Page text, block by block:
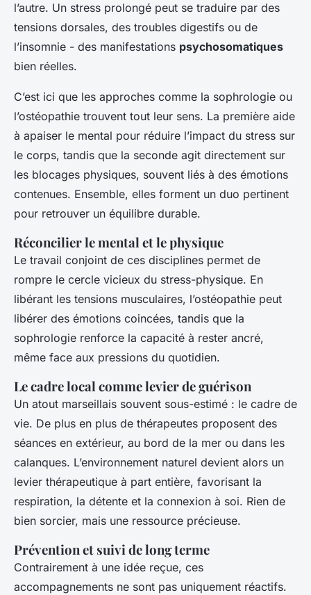
l’autre. Un stress prolongé peut se traduire par des
tensions dorsales, des troubles digestifs ou de
l’insomnie - des manifestations psychosomatiques
bien réelles.
C’est ici que les approches comme la sophrologie ou
l’ostéopathie trouvent tout leur sens. La première aide
à apaiser le mental pour réduire l’impact du stress sur
le corps, tandis que la seconde agit directement sur
les blocages physiques, souvent liés à des émotions
contenues. Ensemble, elles forment un duo pertinent
pour retrouver un équilibre durable.
Réconcilier le mental et le physique
Le travail conjoint de ces disciplines permet de
rompre le cercle vicieux du stress-physique. En
libérant les tensions musculaires, l’ostéopathie peut
libérer des émotions coincées, tandis que la
sophrologie renforce la capacité à rester ancré,
même face aux pressions du quotidien.
Le cadre local comme levier de guérison
Un atout marseillais souvent sous-estimé : le cadre de
vie. De plus en plus de thérapeutes proposent des
séances en extérieur, au bord de la mer ou dans les
calanques. L’environnement naturel devient alors un
levier thérapeutique à part entière, favorisant la
respiration, la détente et la connexion à soi. Rien de
bien sorcier, mais une ressource précieuse.
Prévention et suivi de long terme
Contrairement à une idée reçue, ces
accompagnements ne sont pas uniquement réactifs.